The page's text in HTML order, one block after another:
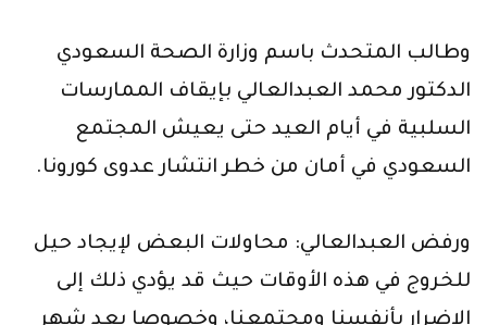
وطالب المتحدث باسم وزارة الصحة السعودي
الدكتور محمد العبدالعالي بإيقاف الممارسات
السلبية في أيام العيد حتى يعيش المجتمع
السعودي في أمان من خطر انتشار عدوى كورونا.
ورفض العبدالعالي: محاولات البعض لإيجاد حيل
للخروج في هذه الأوقات حيث قد يؤدي ذلك إلى
الإضرار بأنفسنا ومجتمعنا، وخصوصا بعد شهر